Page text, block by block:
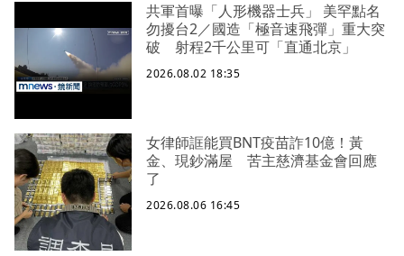
共軍首曝「人形機器士兵」 美罕點名
勿擾台2／國造「極音速飛彈」重大突
破 射程2千公里可「直通北京」
2026.08.02 18:35
女律師誆能買BNT疫苗詐10億！黃
金、現鈔滿屋 苦主慈濟基金會回應
了
2026.08.06 16:45